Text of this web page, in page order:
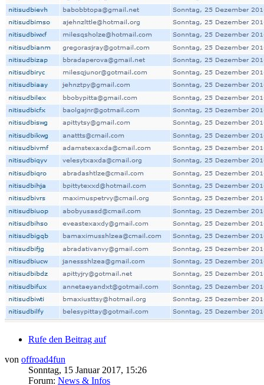
Rufe den Beitrag auf
von offroad4fun
Sonntag, 15 Januar 2017, 15:26
Forum: News & Infos